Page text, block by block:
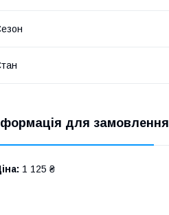
для замовлення
1 125 ₴